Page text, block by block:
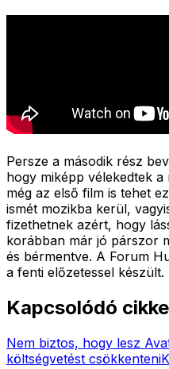
Persze a második rész
hogy miképp vélekedtek
még az első film is tehet
ismét mozikba kerül,
fizethetnek azért, hogy
korábban már jó párszor
és bérmentve. A Forum
a fenti előzetessel
Kapcsolódó
Nem biztos, hogy lesz
költségvetést csökkenteni